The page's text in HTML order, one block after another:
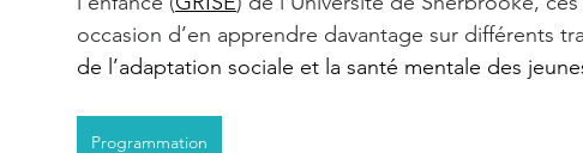
occasion d’en apprendre davantage sur différents
de l’adaptation sociale et la santé mentale des
Programmation